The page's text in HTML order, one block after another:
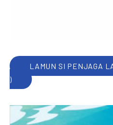
LAMUN SI PENJAGA
)